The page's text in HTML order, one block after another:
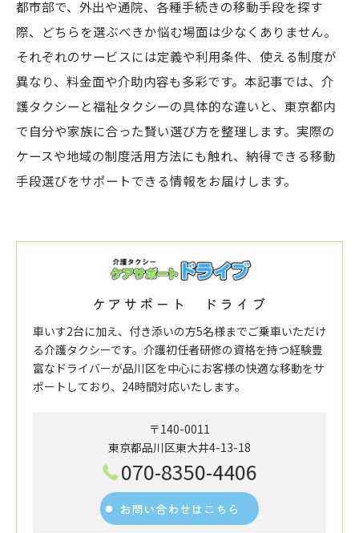
都市部で、外出や通院、各種手続きの移動手段を探す
際、どちらを選ぶべきか悩む場面は少なくありません。
それぞれのサービスには定義や利用条件、使える制度が
異なり、料金面や介助内容も多彩です。本記事では、介
護タクシーと福祉タクシーの具体的な違いと、東京都内
で自分や家族に合った賢い選び方を整理します。実際の
ケースや地域の制度活用方法にも触れ、納得できる移動
手段選びをサポートできる情報をお届けします。
ケアサポート ドライブ
車いす2台に加え、付き添いの方5名様までご乗車いただけ
る介護タクシーです。介護初任者研修の資格を持つ経験豊
富なドライバーが品川区を中心にお客様の快適な移動をサ
ポートしており、24時間対応いたします。
〒140-0011
東京都品川区東大井4-13-18
070-8350-4406
お問い合わせはこちら